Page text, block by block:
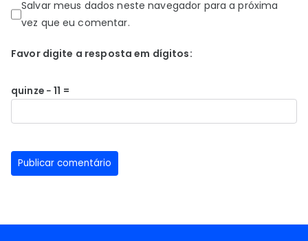
Salvar meus dados neste navegador para a próxima
vez que eu comentar.
Favor digite a resposta em dígitos:
quinze − 11 =